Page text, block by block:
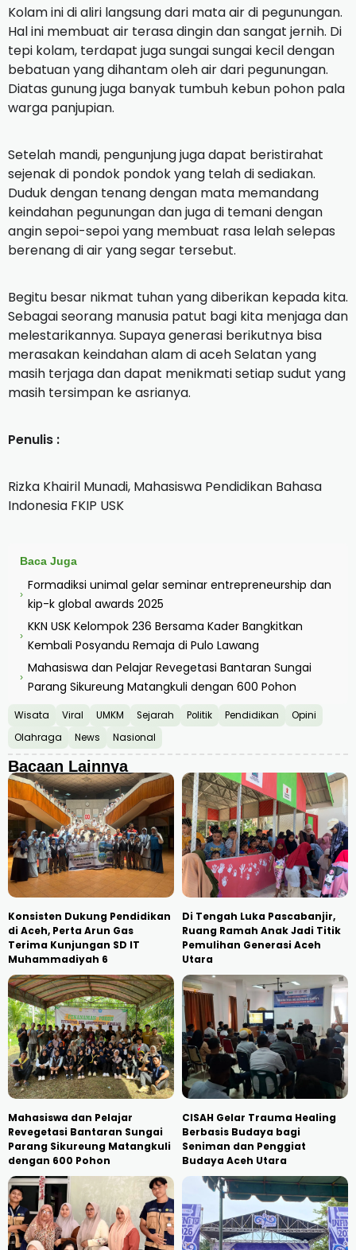
Kolam ini di aliri langsung dari mata air di pegunungan.
Hal ini membuat air terasa dingin dan sangat jernih. Di
tepi kolam, terdapat juga sungai sungai kecil dengan
bebatuan yang dihantam oleh air dari pegunungan.
Diatas gunung juga banyak tumbuh kebun pohon pala
warga panjupian.
Setelah mandi, pengunjung juga dapat beristirahat
sejenak di pondok pondok yang telah di sediakan.
Duduk dengan tenang dengan mata memandang
keindahan pegunungan dan juga di temani dengan
angin sepoi-sepoi yang membuat rasa lelah selepas
berenang di air yang segar tersebut.
Begitu besar nikmat tuhan yang diberikan kepada kita.
Sebagai seorang manusia patut bagi kita menjaga dan
melestarikannya. Supaya generasi berikutnya bisa
merasakan keindahan alam di aceh Selatan yang
masih terjaga dan dapat menikmati setiap sudut yang
masih tersimpan ke asrianya.
Penulis :
Rizka Khairil Munadi, Mahasiswa Pendidikan Bahasa
Indonesia FKIP USK
Baca Juga
›
Formadiksi unimal gelar seminar entrepreneurship dan
kip-k global awards 2025
›
KKN USK Kelompok 236 Bersama Kader Bangkitkan
Kembali Posyandu Remaja di Pulo Lawang
›
Mahasiswa dan Pelajar Revegetasi Bantaran Sungai
Parang Sikureung Matangkuli dengan 600 Pohon
Wisata Viral UMKM Sejarah Politik Pendidikan
Opini
Olahraga
News Nasional
Bacaan Lainnya
Konsisten Dukung Pendidikan
di Aceh, Perta Arun Gas
Terima Kunjungan SD IT
Muhammadiyah 6
Di Tengah Luka Pascabanjir,
Ruang Ramah Anak Jadi Titik
Pemulihan Generasi Aceh
Utara
Mahasiswa dan Pelajar
Revegetasi Bantaran Sungai
Parang Sikureung Matangkuli
dengan 600 Pohon
CISAH Gelar Trauma Healing
Berbasis Budaya bagi
Seniman dan Penggiat
Budaya Aceh Utara